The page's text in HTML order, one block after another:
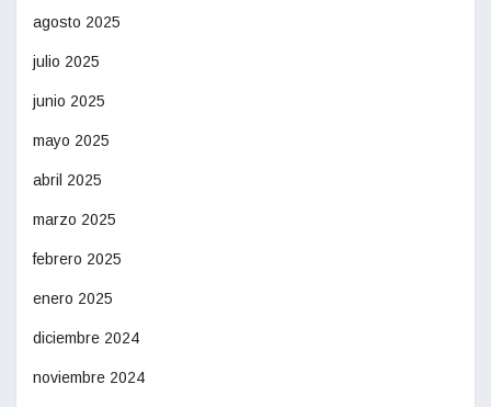
agosto 2025
julio 2025
junio 2025
mayo 2025
abril 2025
marzo 2025
febrero 2025
enero 2025
diciembre 2024
noviembre 2024